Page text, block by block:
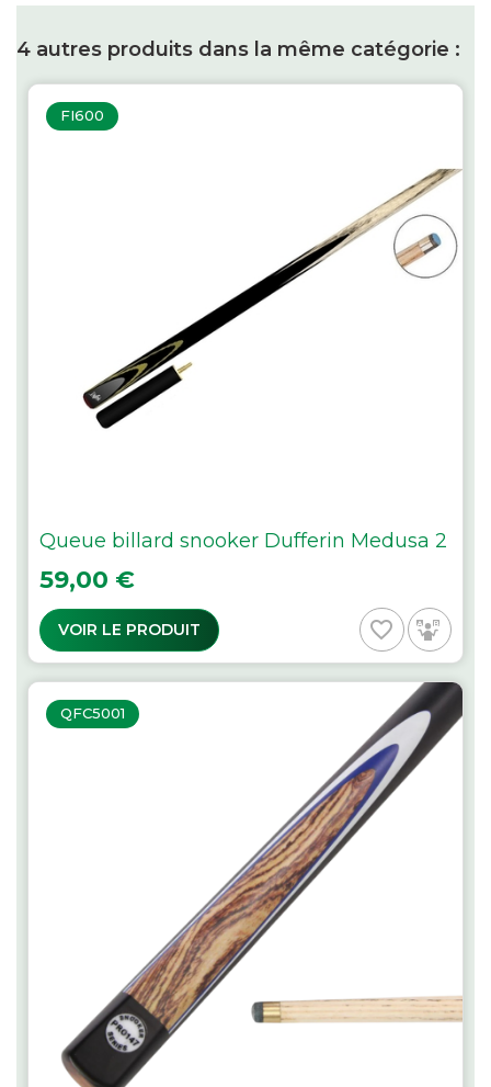
4 autres produits dans la même catégorie :
FI600
Queue billard snooker Dufferin Medusa 2
Prix
59,00 €
VOIR LE PRODUIT favorite_border
QFC5001